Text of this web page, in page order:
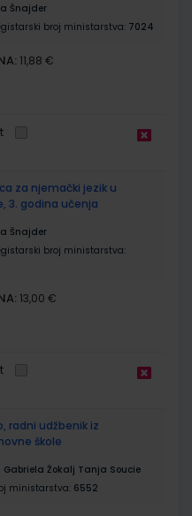
Šnajder
broj ministarstva: 7024
11,88 €
za njemački jezik u
3. godina učenja
Šnajder
broj ministarstva:
13,00 €
radni udžbenik iz
škole
Žokalj Tanja Soucie
ministarstva: 6552